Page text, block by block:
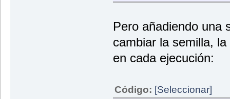
Pero añadiendo una
cambiar la semilla,
en cada ejecución:
Código: [Seleccionar]